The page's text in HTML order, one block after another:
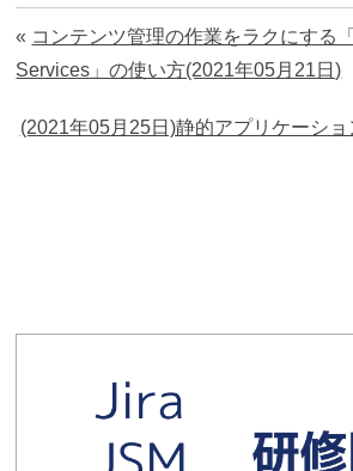
« コンテンツ管理の作業をラクにする
Services」の使い方(2021年05月21日)
(2021年05月25日)静的アプリケーシ